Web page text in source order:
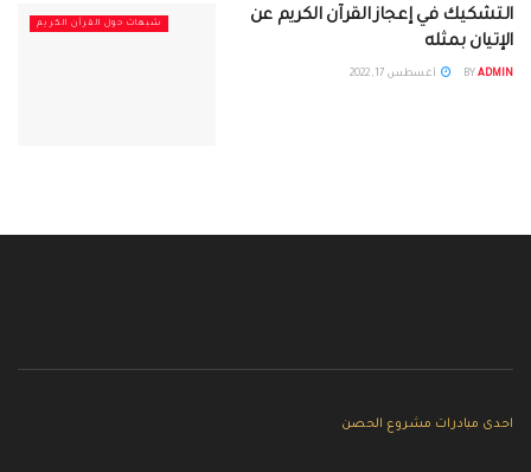
شبهات حول القرآن الكريم
التشكيك في إعجاز القرآن الكريم عن
الإتيان بمثله
BY ADMIN أغسطس 17, 2022
احدى مبادرات مشروع الحصن